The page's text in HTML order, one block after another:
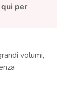
per
volumi,